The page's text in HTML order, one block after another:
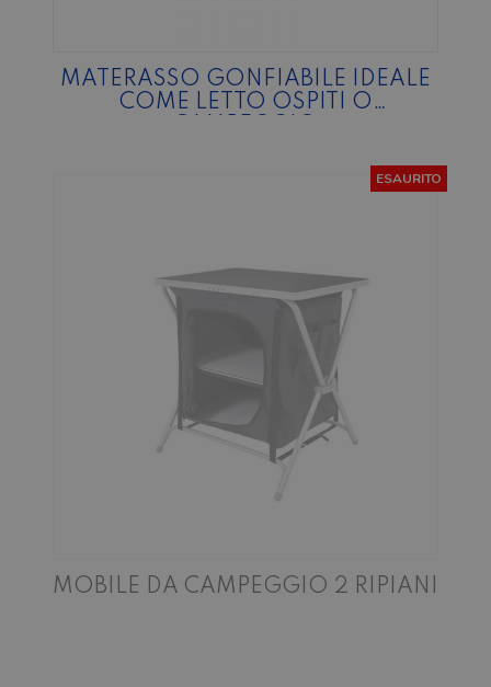
MATERASSO GONFIABILE IDEALE
COME LETTO OSPITI O
MOBILE DA CAMPEGGIO 2 RIPIANI
ESAURITO